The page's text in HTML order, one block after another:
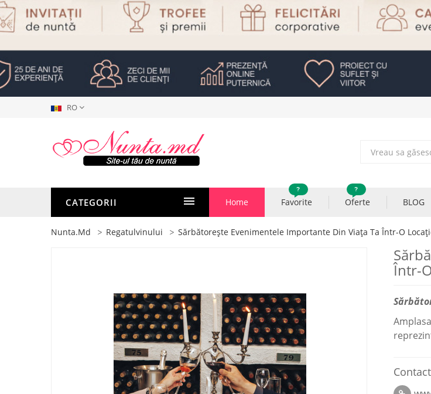
RO
CATEGORII Home Favorite
?
Oferte
?
BLOG
Nunta.md Regatulvinului Sărbătorește Evenimentele Importante Din Viața Ta Într-O
Într-